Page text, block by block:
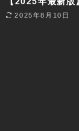
2025年8月10日